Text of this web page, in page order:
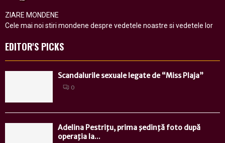
ZIARE MONDENE
Cele mai noi stiri mondene despre vedetele noastre si vedetele lor
EDITOR'S PICKS
Scandalurile sexuale legate de “Miss Plaja”
0
Adelina Pestriţu, prima şedinţă foto după
operaţia la...